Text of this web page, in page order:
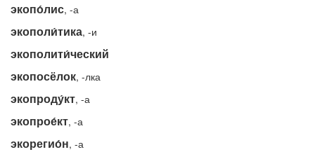
экопо́лис, -а
экополи́тика, -и
экополити́ческий
экопосёлок, -лка
экопроду́кт, -а
экопрое́кт, -а
экорегио́н, -а